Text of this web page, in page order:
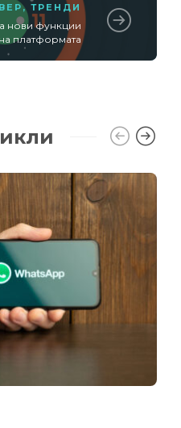
, ТРЕНДИ
нови функции
на платформата